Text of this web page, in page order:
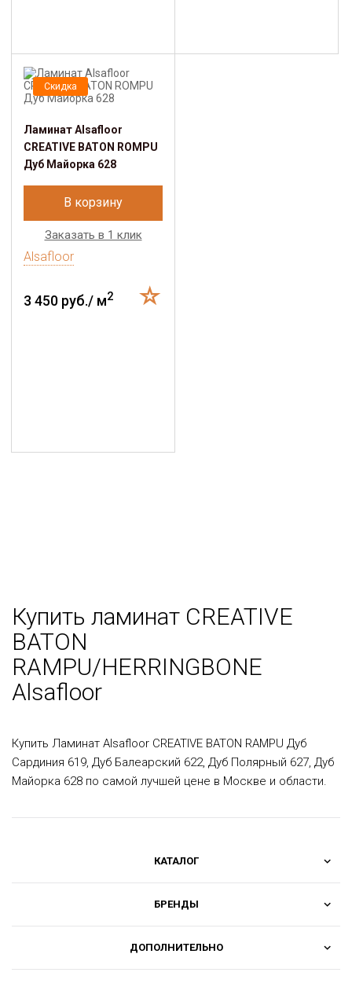
Скидка
Ламинат Alsafloor
CREATIVE BATON ROMPU
Дуб Майорка 628
В корзину
Заказать в 1 клик
Alsafloor
3 450 руб./ м2
Купить ламинат CREATIVE
BATON
RAMPU/HERRINGBONE
Alsafloor
Купить Ламинат Alsafloor CREATIVE BATON RAMPU Дуб
Сардиния 619, Дуб Балеарский 622, Дуб Полярный 627, Дуб
Майорка 628 по самой лучшей цене в Москве и области.
КАТАЛОГ
БРЕНДЫ
ДОПОЛНИТЕЛЬНО